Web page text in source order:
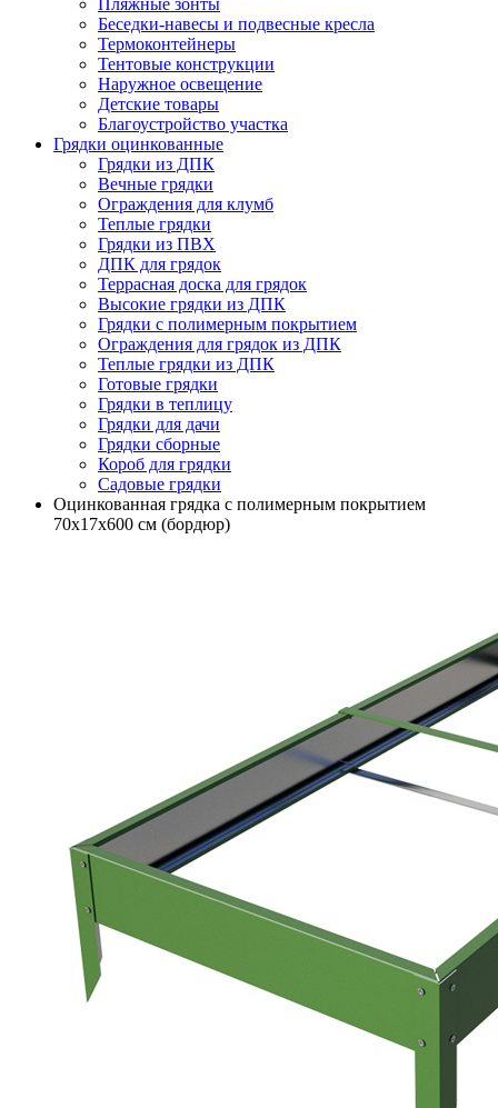
Пляжные зонты
Беседки-навесы и подвесные кресла
Термоконтейнеры
Тентовые конструкции
Наружное освещение
Детские товары
Благоустройство участка
Грядки оцинкованные
Грядки из ДПК
Вечные грядки
Ограждения для клумб
Теплые грядки
Грядки из ПВХ
ДПК для грядок
Террасная доска для грядок
Высокие грядки из ДПК
Грядки с полимерным покрытием
Ограждения для грядок из ДПК
Теплые грядки из ДПК
Готовые грядки
Грядки в теплицу
Грядки для дачи
Грядки сборные
Короб для грядки
Садовые грядки
Оцинкованная грядка с полимерным покрытием
70х17х600 см (бордюр)